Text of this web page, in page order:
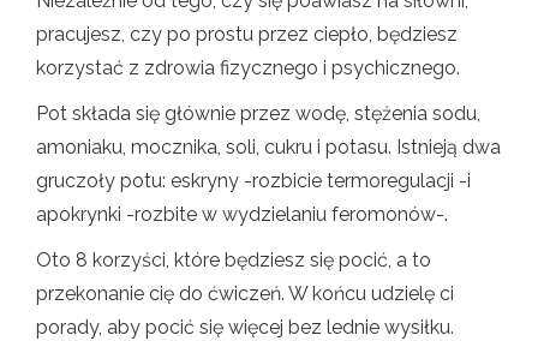
pracujesz, czy po prostu przez ciepło, będziesz
korzystać z zdrowia fizycznego i psychicznego.
Pot składa się głównie przez wodę, stężenia sodu,
amoniaku, mocznika, soli, cukru i potasu. Istnieją dwa
gruczoły potu: eskryny -rozbicie termoregulacji -i
apokrynki -rozbite w wydzielaniu feromonów-.
Oto 8 korzyści, które będziesz się pocić, a to
przekonanie cię do ćwiczeń. W końcu udzielę ci
porady, aby pocić się więcej bez lednie wysiłku.